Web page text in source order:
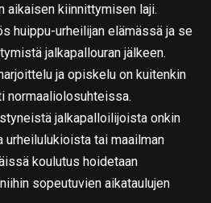
aikaisen kiinnittymisen laji.
huippu-urheilijan elämässä ja se
jalkapallouran jälkeen.
ja opiskelu on kuitenkin
normaaliolosuhteissa.
jalkapalloilijoista onkin
urheilulukioista tai maailman
koulutus hoidetaan
sopeutuvien aikataulujen